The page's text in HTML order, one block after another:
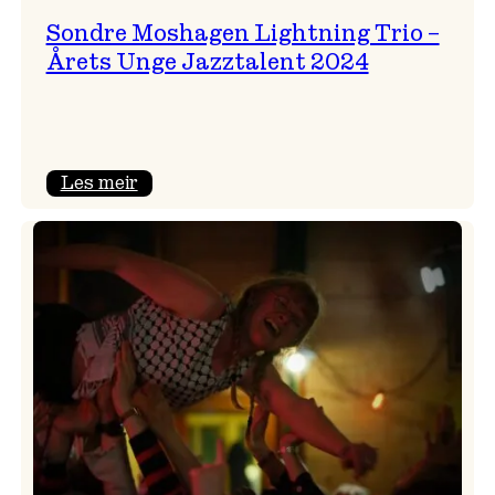
Sondre Moshagen Lightning Trio –
Årets Unge Jazztalent 2024
Les meir:
Lightning
Trio
–
Årets
Unge
Jazztalent
2024